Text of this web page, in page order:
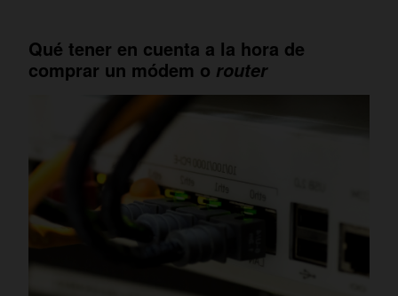
Qué tener en cuenta a la hora de
comprar un módem o router